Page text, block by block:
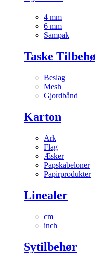
4 mm
6 mm
Sampak
Taske
Beslag
Mesh
Gjordbånd
Karton
Ark
Flag
Æsker
Papskabeloner
Papirprodukter
Linealer
cm
inch
Sytilbehør